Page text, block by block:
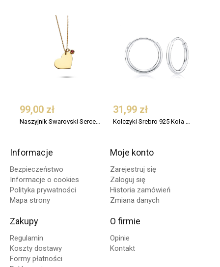
99,00 zł
Naszyjnik Swarovski Serce Srebro 925 Pozłacany
31,99 zł
Kolczyki Srebro 925 Koła Małe 12 mm
Informacje
Bezpieczeństwo
Informacje o cookies
Polityka prywatności
Mapa strony
Moje konto
Zarejestruj się
Zaloguj się
Historia zamówień
Zmiana danych
Zakupy
Regulamin
Koszty dostawy
Formy płatności
O firmie
Opinie
Kontakt